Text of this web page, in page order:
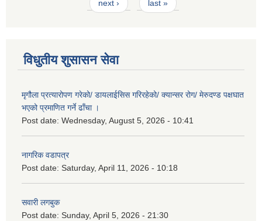
next › last »
विधुतीय शुसासन सेवा
मृगौला प्रत्यारोपण गरेको/ डायलाईसिस गरिरहेको/ क्यान्सर रोग/ मेरुदण्ड पक्षघात
भएको प्रमाणित गर्ने ढाँचा ।
Post date: Wednesday, August 5, 2026 - 10:41
नागरिक वडापत्र
Post date: Saturday, April 11, 2026 - 10:18
सवारी लगबुक
Post date: Sunday, April 5, 2026 - 21:30